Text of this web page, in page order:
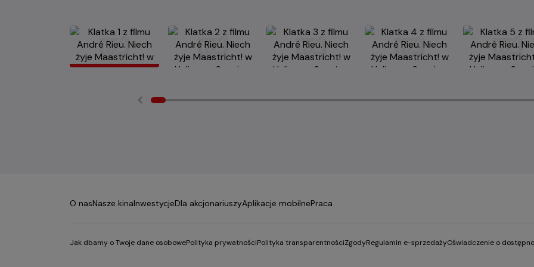
O nasNasze kinaInwestycjeDla akcjonariuszyAplikacje mobilnePraca
Jak dbamy o Twoje dane osobowePolityka prywatnościPolityka transparentnościZgodyRegulamin e-sprzedażyOświadczenie o